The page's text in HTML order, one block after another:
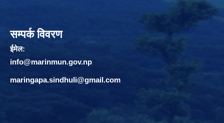
सम्पर्क विवरण
ईमेल:
info@marinmun.gov.np
maringapa.sindhuli@gmail.com